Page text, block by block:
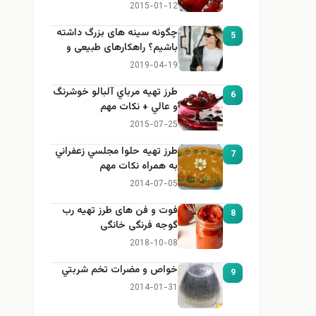
2015-01-12
5
چگونه سینه های بزرگ داشته
باشیم؟ راهکارهای طبیعی و
خانگی برای بزرگ کردن سینه
2019-04-19
6
طرز تهيه مرباي آلبالو خوشرنگ
و عالي + نكات مهم
2015-07-25
7
طرز تهيه حلوا مجلسي زعفراني
به همراه نكات مهم
2014-07-05
8
فوت و فن های طرز تهیه رب
گوجه فرنگی خانگی
2018-10-08
9 خواص و مضرات تخم شربتي
2014-01-31